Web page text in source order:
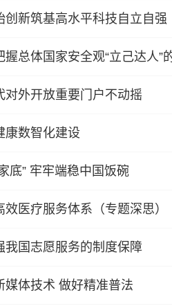
创新筑基高水平科技自立自强
总体国家安全观“立己达人”
对外开放重要门户不动摇
康数智化建设
底” 牢牢端稳中国饭碗
效医疗服务体系（专题深思）
我国志愿服务的制度保障
媒体技术 做好精准普法